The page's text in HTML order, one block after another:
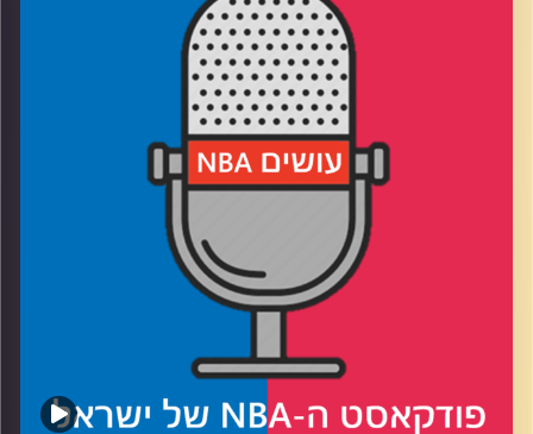
רבע 1: ברוקלין נאטס מציגים – אנטישמי, כתם ושני הדקייסים
רבע 3: הבשורה המתוקה מיוטה, והאם שיי יכול לעשות זאת
רבע 4: המועמדים החדשים ל-MVP, ומי אשם בקרטועי
הפתיחה של דני אבדיה
עידן לוצקי